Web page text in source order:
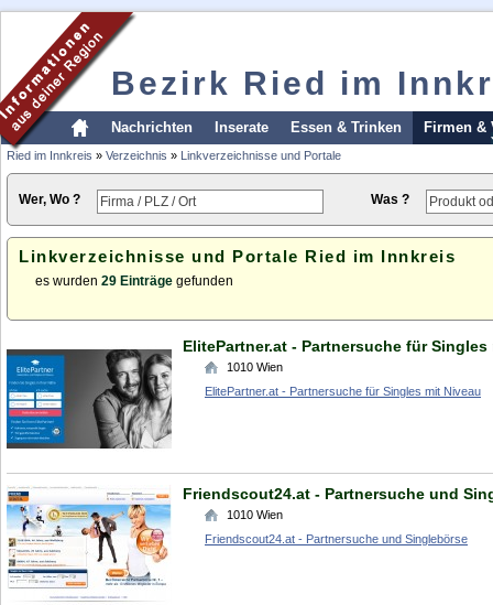
Bezirk Ried im
Nachrichten Inserate Essen & Trinken Firmen &
Ried im Innkreis » Verzeichnis » Linkverzeichnisse und Portale
Wer, Wo ? Was ?
Linkverzeichnisse und Portale Ried im Innkreis
es wurden 29 Einträge gefunden
ElitePartner.at - Partnersuche für Singles
1010 Wien
ElitePartner.at - Partnersuche für Singles mit Niveau
Friendscout24.at - Partnersuche und
1010 Wien
Friendscout24.at - Partnersuche und Singlebörse